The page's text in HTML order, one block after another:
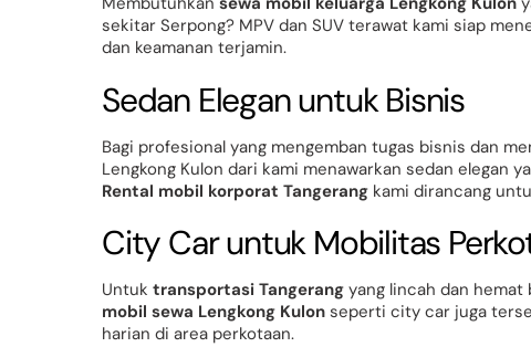
sekitar Serpong? MPV dan SUV terawat kami siap
dan keamanan terjamin.
Sedan Elegan untuk Bisnis
Bagi profesional yang mengemban tugas bisnis dan
Lengkong Kulon dari kami menawarkan sedan elegan
Rental mobil korporat Tangerang kami dirancang
City Car untuk Mobilitas
Untuk transportasi Tangerang yang lincah dan hemat
mobil sewa Lengkong Kulon seperti city car juga
harian di area perkotaan.